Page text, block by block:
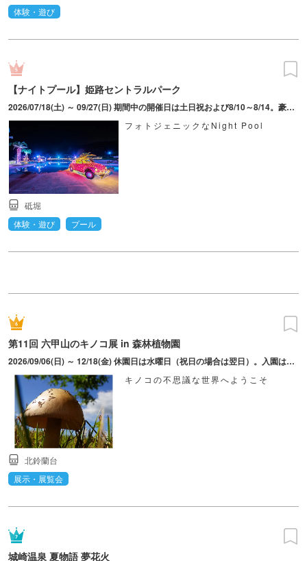
体験・遊び
【ナイトプール】姫路セントラルパーク
2026/07/18(土) ～ 09/27(日) 期間中の開催日は土日祝および8/10～8/14。豪雨・雷等の気象状況により利用不可となる場合あり。
フォトジェニックなNight Pool
砥堀
体験・遊び
プール
第11回 六甲山のキノコ展 in 森林植物園
2026/09/06(日) ～ 12/18(金) 休園日は水曜日（祝日の場合は翌日）。入園は16：30まで。ただし「植物園のもみじ散策」の各期間中は無休、早朝・延長開園あり。
キノコの不思議な世界へようこそ
北鈴蘭台
展示・展覧会
城崎温泉 夏物語 夢花火